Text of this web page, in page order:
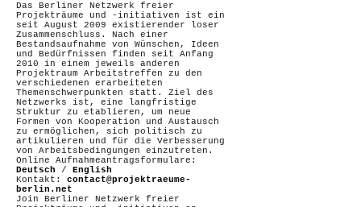
Das Berliner Netzwerk freier
Projekträume und -initiativen ist ein
seit August 2009 existierender loser
Zusammenschluss. Nach einer
Bestandsaufnahme von Wünschen, Ideen
und Bedürfnissen finden seit Anfang
2010 in einem jeweils anderen
Projektraum Arbeitstreffen zu den
verschiedenen erarbeiteten
Themenschwerpunkten statt. Ziel des
Netzwerks ist, eine langfristige
Struktur zu etablieren, um neue
Formen von Kooperation und Austausch
zu ermöglichen, sich politisch zu
artikulieren und für die Verbesserung
von Arbeitsbedingungen einzutreten.
Online Aufnahmeantragsformulare:
Deutsch / English
Kontakt: contact@projektraeume-
berlin.net
Join Berliner Netzwerk freier